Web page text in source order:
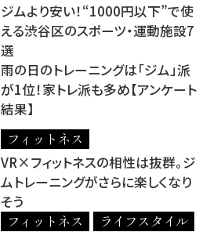
ジムより安い！“1000円以下”で使
える渋谷区のスポーツ・運動施設7
選
雨の日のトレーニングは「ジム」派
が1位！家トレ派も多め【アンケート
結果】
フィットネス
VR×フィットネスの相性は抜群。ジ
ムトレーニングがさらに楽しくなり
そう
フィットネス
ライフスタイル